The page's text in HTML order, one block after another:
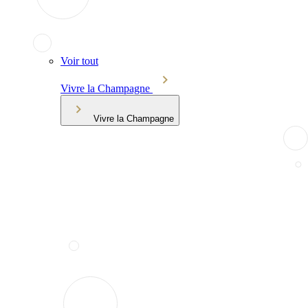
Voir tout
Vivre la Champagne
Vivre la Champagne